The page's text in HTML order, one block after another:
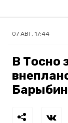
07 АВГ, 17:44
В Тосно